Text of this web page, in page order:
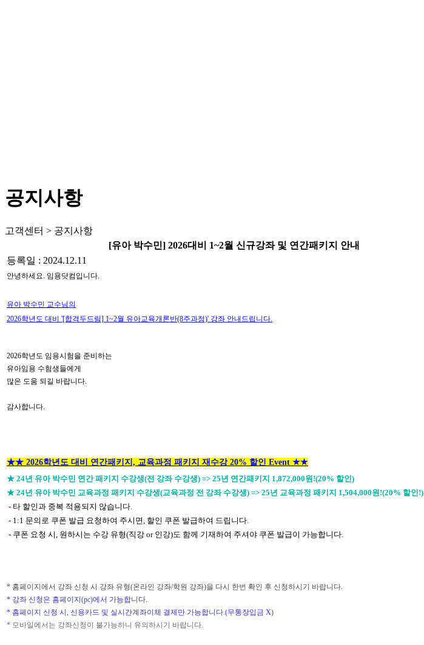
공지사항
고객센터 > 공지사항
[유아 박수민] 2026대비 1~2월 신규강좌 및 연간패키지 안내
등록일 : 2024.12.11
안녕하세요 임용닷컴입니다
유아 박수민 교수님의
2026학년도 대비 '[합격두드림] 1~2월 유아교육개론반(8주과정)' 강좌 안내드 립니다
2026학년도 임용시험을 준비하는
유아임용 수험생들에게
많은 도움 되길 바랍니다
감사합니다
★★ 2026학년도 대비 연간패키지, 교육과정 패키지 재수강 20% 할인 Event ★★
★ 24년 유아 박수민 연간 패키지 수강생(전 강좌 수강생) => 25년 연간패키지 1,872,000원!(20% 할인)
★ 24년 유아 박수민 교육과정 패키지 수강생(교육과정 전 강좌 수강생) => 25년 교육과정 패키지 1,504,000원!(20% 할인!)
- 타 할인과 중복 적용되지 않습니다.
- 1:1 문의로 쿠폰 발급 요청하여 주시면, 할인 쿠폰 발급하여 드립니다.
- 쿠폰 요청 시, 원하시는 수강 유형(직강 or 인강)도 함께 기재하여 주셔야 쿠폰 발급이 가능합니다.
* 홈페이지에서 강좌 신청 시 강좌 유형(온라인 강좌/학원 강좌)을 다시 한번 확인 후 신청하시기 바랍니다
* 강좌 신청은 홈페이지(pc)에서 가능합니다
* 홈페이지 신청 시 신용카드 및 실시간계좌이체 결제만 가능합니다 .(무통장입금 X)
* 모바일에서는 강좌신청이 불가능하니 유의하시기 바랍니다